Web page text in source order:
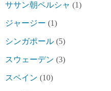
ササン朝ペルシャ (1)
ジャージー (1)
シンガポール (5)
スウェーデン (3)
スペイン (10)